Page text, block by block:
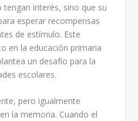
interés, sino que su
esperar recompensas
de estímulo. Este
en la educación primaria
un desafío para la
escolares.
pero igualmente
la memoria. Cuando el